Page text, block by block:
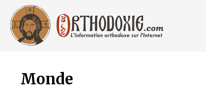
contenu
Monde